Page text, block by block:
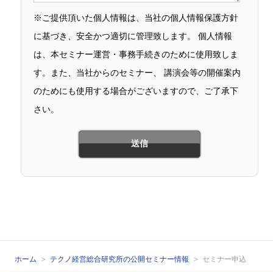
※ご提供頂いた個人情報は、当社の個人情報保護方針
に基づき、安全かつ適切に管理致します。 個人情報
は、本セミナー運営・事務手続きのために使用致しま
す。また、当社からのセミナー、 講演会等の開催案内
のためにも使用する場合がございますので、ご了承下
さい。
ホーム テクノ経営総合研究所の公開セミナー情報 セミナー申込